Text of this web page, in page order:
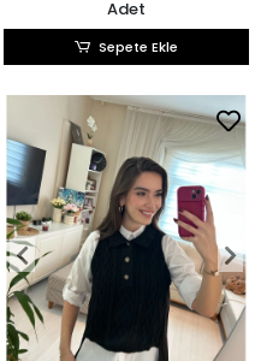
Adet
Sepete Ekle